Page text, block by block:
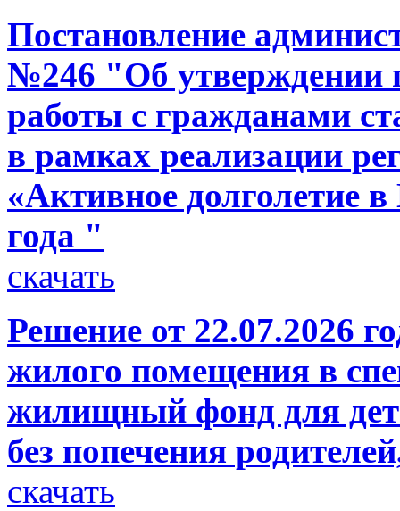
Постановление
№246 "Об утверждении
работы с гражданами
в рамках реализации
«Активное долголетие
года "
скачать
Решение от 22.07.2026
жилого помещения в
жилищный фонд для
без попечения
скачать